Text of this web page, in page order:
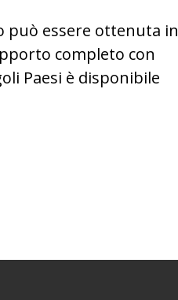
può essere ottenuta in
completo con
Paesi è disponibile